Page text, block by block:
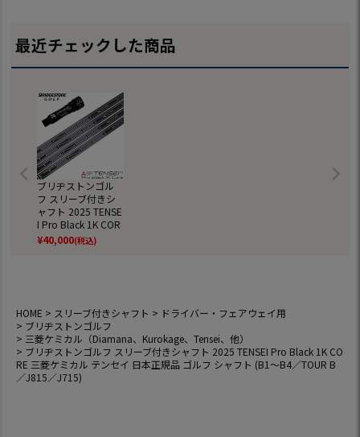
最近チェックした商品
ブリヂストンゴル
フ スリーブ付きシ
ャフト 2025 TENSE
I Pro Black 1K COR
E 三菱ケミカル テ
ンセイ 日本正規品
¥40,000(税込)
HOME スリーブ付きシャフト
ドライバー・フェアウェイ用
ブリヂストンゴルフ
三菱ケミカル（Diamana、Kurokage、Tensei、他）
ブリヂストンゴルフ スリーブ付きシャフト 2025 TENSEI Pro Black 1K CO
RE 三菱ケミカル テンセイ 日本正規品 ゴルフ シャフト (B1～B4／TOUR B
／J815／J715)